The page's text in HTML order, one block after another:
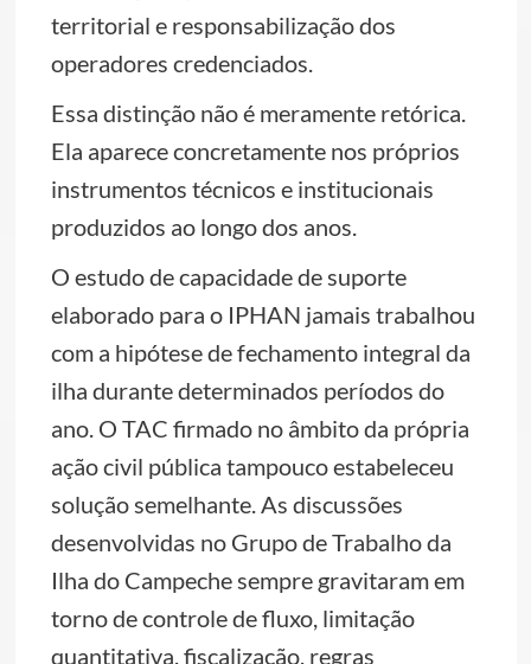
territorial e responsabilização dos
operadores credenciados.
Essa distinção não é meramente retórica.
Ela aparece concretamente nos próprios
instrumentos técnicos e institucionais
produzidos ao longo dos anos.
O estudo de capacidade de suporte
elaborado para o IPHAN jamais trabalhou
com a hipótese de fechamento integral da
ilha durante determinados períodos do
ano. O TAC firmado no âmbito da própria
ação civil pública tampouco estabeleceu
solução semelhante. As discussões
desenvolvidas no Grupo de Trabalho da
Ilha do Campeche sempre gravitaram em
torno de controle de fluxo, limitação
quantitativa, fiscalização, regras